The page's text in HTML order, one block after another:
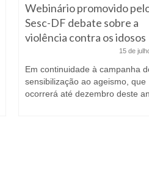
Webinário promovido
Sesc-DF debate sobre a
violência contra os idosos
15 de
Em continuidade à campanha
sensibilização ao ageismo, que
ocorrerá até dezembro deste